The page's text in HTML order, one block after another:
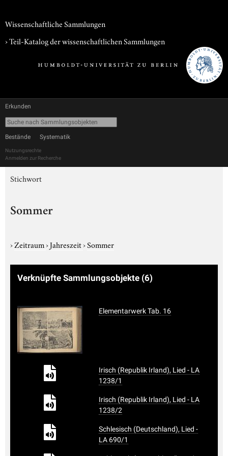
Wissenschaftliche Sammlungen
› Teil-Katalog der wissenschaftlichen Sammlungen
Erkunden
Bestände Systematik
Nutzungsrechte
Anmelden zur Recherche
Stichwort
Sommer
›Zeitraum›Jahreszeit›Sommer
Verknüpfte Sammlungsobjekte (6)
Elementarwerk Tab. 16
Irisch (Republik Irland), Lied - LA
1238/1
Irisch (Republik Irland), Lied - LA
1238/2
Schlesisch (Deutschland), Lied -
LA 690/1